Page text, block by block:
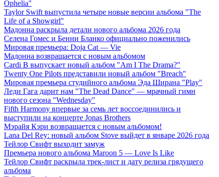
Ophelia"
Taylor Swift выпустила четыре новые версии альбома "The
Life of a Showgirl"
Мадонна раскрыла детали нового альбома 2026 года
Селена Гомес и Бенни Бланко официально поженились
Мировая премьера: Doja Cat — Vie
Мадонна возвращается с новым альбомом
Cardi B выпускает новый альбом "Am I The Drama?"
Twenty One Pilots представили новый альбом "Breach"
Мировая премьера студийного альбома Эда Ширана "Play"
Леди Гага дарит нам "The Dead Dance" — мрачный гимн
нового сезона "Wednesday"
Fifth Harmony впервые за семь лет воссоединились и
выступили на концерте Jonas Brothers
Мэрайя Кэри возвращается с новым альбомом!
Lana Del Rey: новый альбом Stove выйдет в январе 2026 года
Тейлор Свифт выходит замуж
Премьера нового альбома Maroon 5 — Love Is Like
Тейлор Свифт раскрыла трек-лист и дату релиза грядущего
альбома